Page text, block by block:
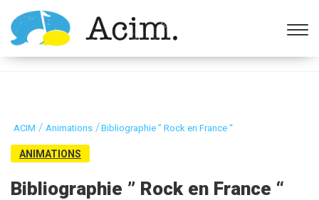
Ouvrir la barre d’outils
ACIM / Animations /Bibliographie ” Rock en France “
ANIMATIONS
Bibliographie ” Rock en France “